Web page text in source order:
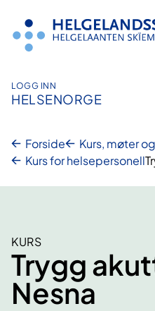
innhold
LOGG INN
HELSENORGE
Forside
Kurs, møter
Kurs for helsepersonell
KURS
Trygg
Nesna